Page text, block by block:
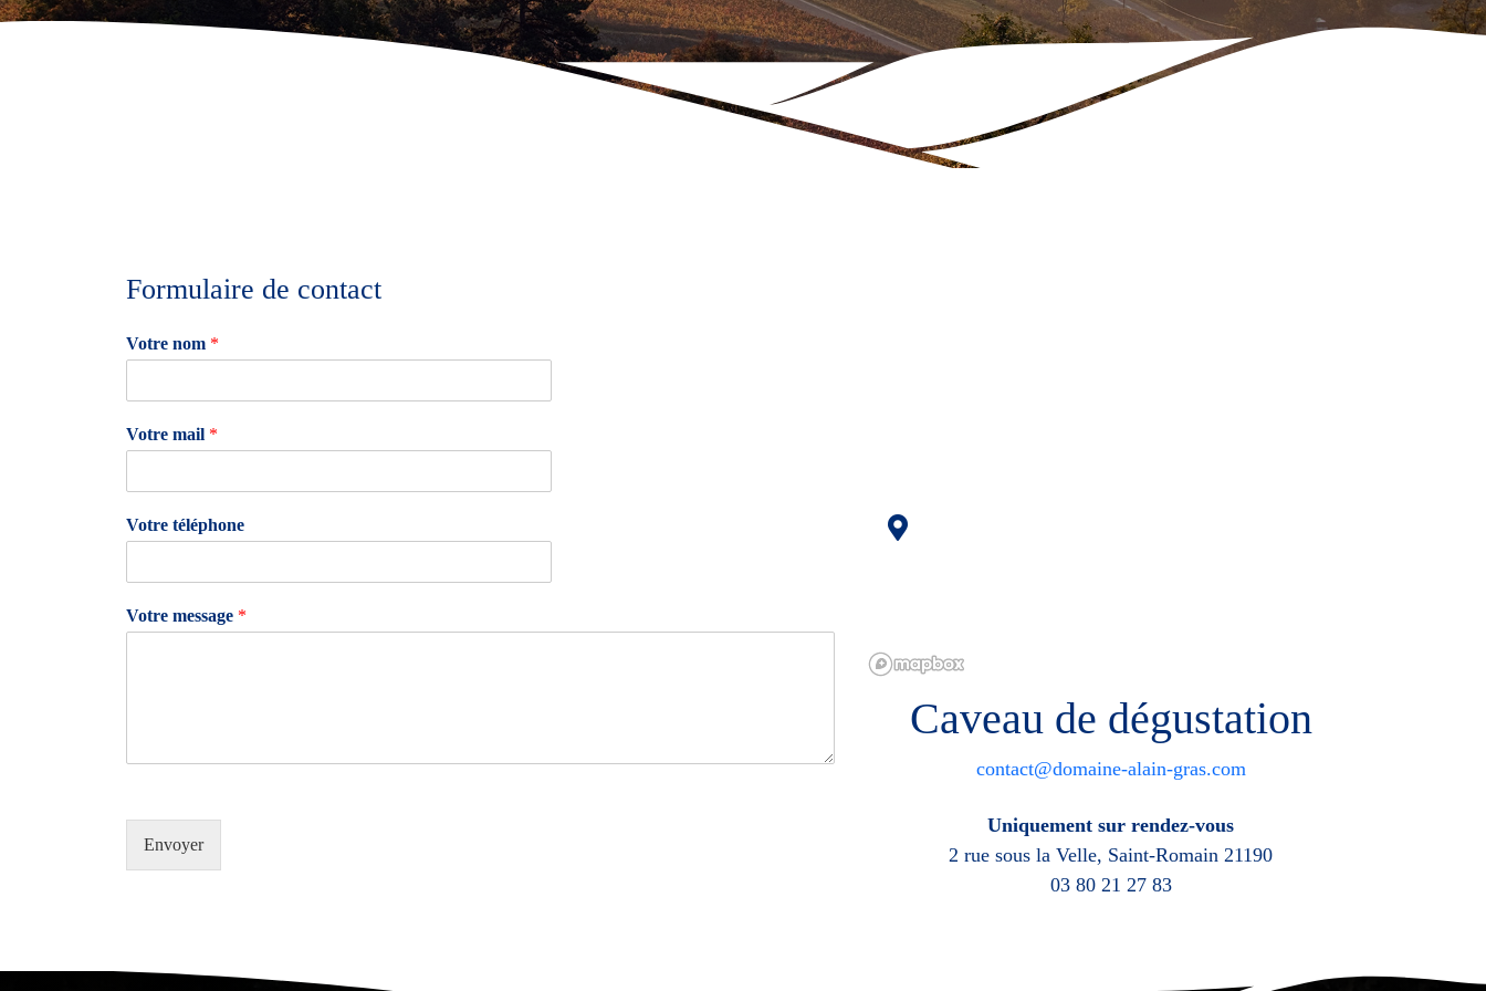
Formulaire de contact
Votre nom *
Votre mail *
Votre téléphone
Votre message *
Envoyer
Caveau de dégustation
contact@domaine-alain-gras.com
Uniquement sur rendez-vous
2 rue sous la Velle, Saint-Romain 21190
03 80 21 27 83